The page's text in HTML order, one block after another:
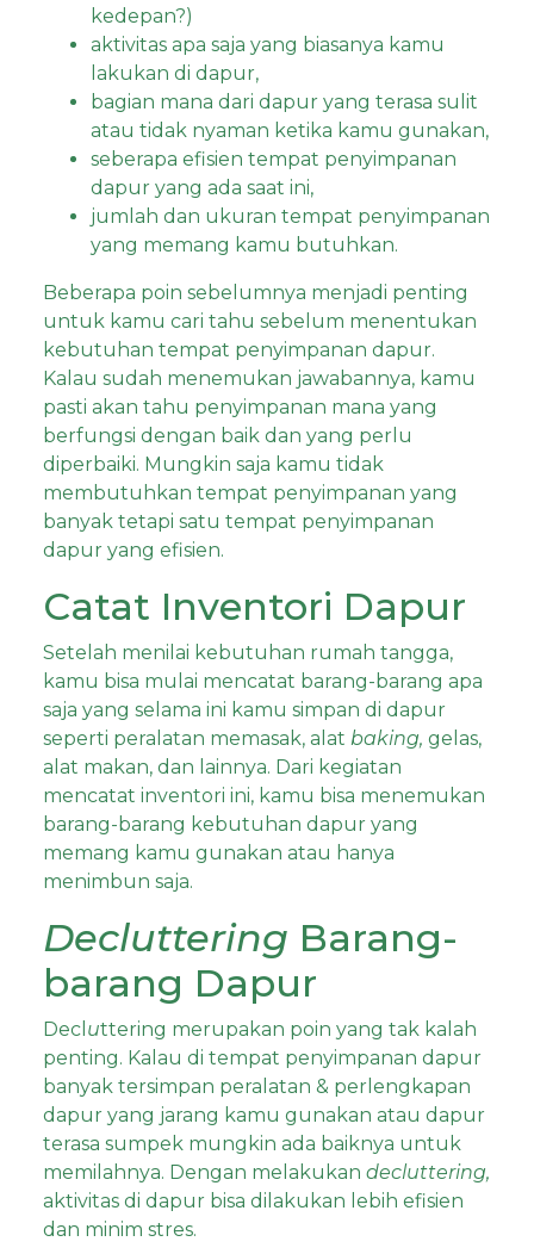
kedepan?)
aktivitas apa saja yang biasanya kamu
lakukan di dapur,
bagian mana dari dapur yang terasa sulit
atau tidak nyaman ketika kamu gunakan,
seberapa efisien tempat penyimpanan
dapur yang ada saat ini,
jumlah dan ukuran tempat penyimpanan
yang memang kamu butuhkan.
Beberapa poin sebelumnya menjadi penting
untuk kamu cari tahu sebelum menentukan
kebutuhan tempat penyimpanan dapur.
Kalau sudah menemukan jawabannya, kamu
pasti akan tahu penyimpanan mana yang
berfungsi dengan baik dan yang perlu
diperbaiki. Mungkin saja kamu tidak
membutuhkan tempat penyimpanan yang
banyak tetapi satu tempat penyimpanan
dapur yang efisien.
Catat Inventori Dapur
Setelah menilai kebutuhan rumah tangga,
kamu bisa mulai mencatat barang-barang apa
saja yang selama ini kamu simpan di dapur
seperti peralatan memasak, alat baking, gelas,
alat makan, dan lainnya. Dari kegiatan
mencatat inventori ini, kamu bisa menemukan
barang-barang kebutuhan dapur yang
memang kamu gunakan atau hanya
menimbun saja.
Decluttering Barang-
barang Dapur
Decl uttering merupakan poin yang tak kalah
penting. Kalau di tempat penyimpanan dapur
banyak tersimpan peralatan & perlengkapan
dapur yang jarang kamu gunakan atau dapur
terasa sumpek mungkin ada baiknya untuk
memilahnya. Dengan melakukan decluttering,
aktivitas di dapur bisa dilakukan lebih efisien
dan minim stres.